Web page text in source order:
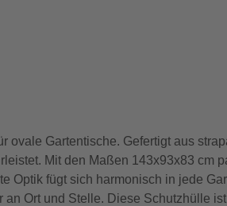
Gartentische. Gefertigt aus
Mit den Maßen 143x93x83 cm
Optik fügt sich harmonisch in jede
Ort und Stelle. Diese Schutzhülle